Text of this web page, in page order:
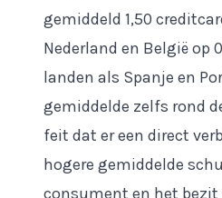
gemiddeld 1,50
Nederland en België op
landen als Spanje en
gemiddelde zelfs rond
feit dat er een direct
hogere gemiddelde
consument en het bezit